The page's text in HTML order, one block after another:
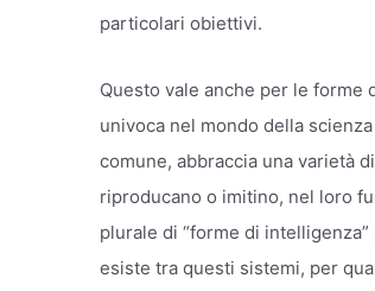
particolari obiettivi.
Questo vale anche per le
univoca nel mondo della
comune, abbraccia una varietà
riproducano o imitino, nel loro
plurale di “forme di
esiste tra questi sistemi, per